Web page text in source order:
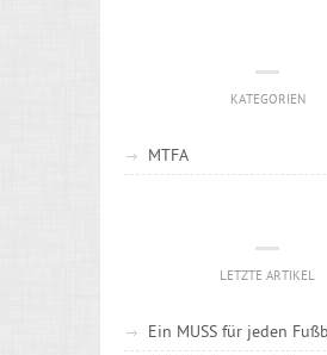
KATEGORIEN
MTFA
LETZTE ARTIKEL
Ein MUSS für jeden